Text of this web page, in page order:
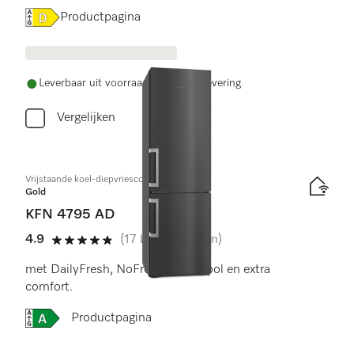
Online Label Flag, Energielabel
Productpagina
Leverbaar uit voorraad met gratis levering
Vergelijken
Vrijstaande koel-diepvriescombinatie
Gold
KFN 4795 AD
4.9
4.9 sterren van de 5
(17 beoordelingen)
met DailyFresh, NoFrost, DynaCool en extra
comfort.
Online Label Flag, Energielabel
Productpagina